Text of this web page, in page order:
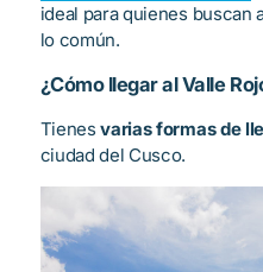
ideal para quienes buscan
lo común.
¿Cómo llegar al Valle
Tienesvarias formas de
ciudad del Cusco.